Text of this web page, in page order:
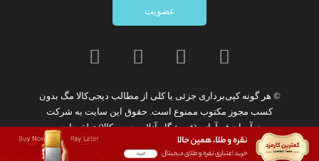
عضویت
© هر گونهکپی‌برداری جزئی یا کلی از مطالب دیجی‌کالا مگ بدون
کسب مجوز مکتوب ممنوع است. حقوق این سایت به شرکت
نوآوران فن‌آوازه (فروشگاه آنلاین دیجی‌کالا)تعلق دارد.